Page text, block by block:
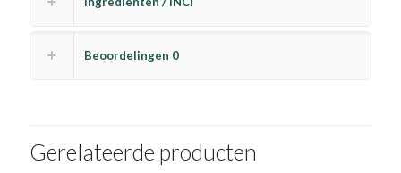
Beoordelingen 0
Gerelateerde producten